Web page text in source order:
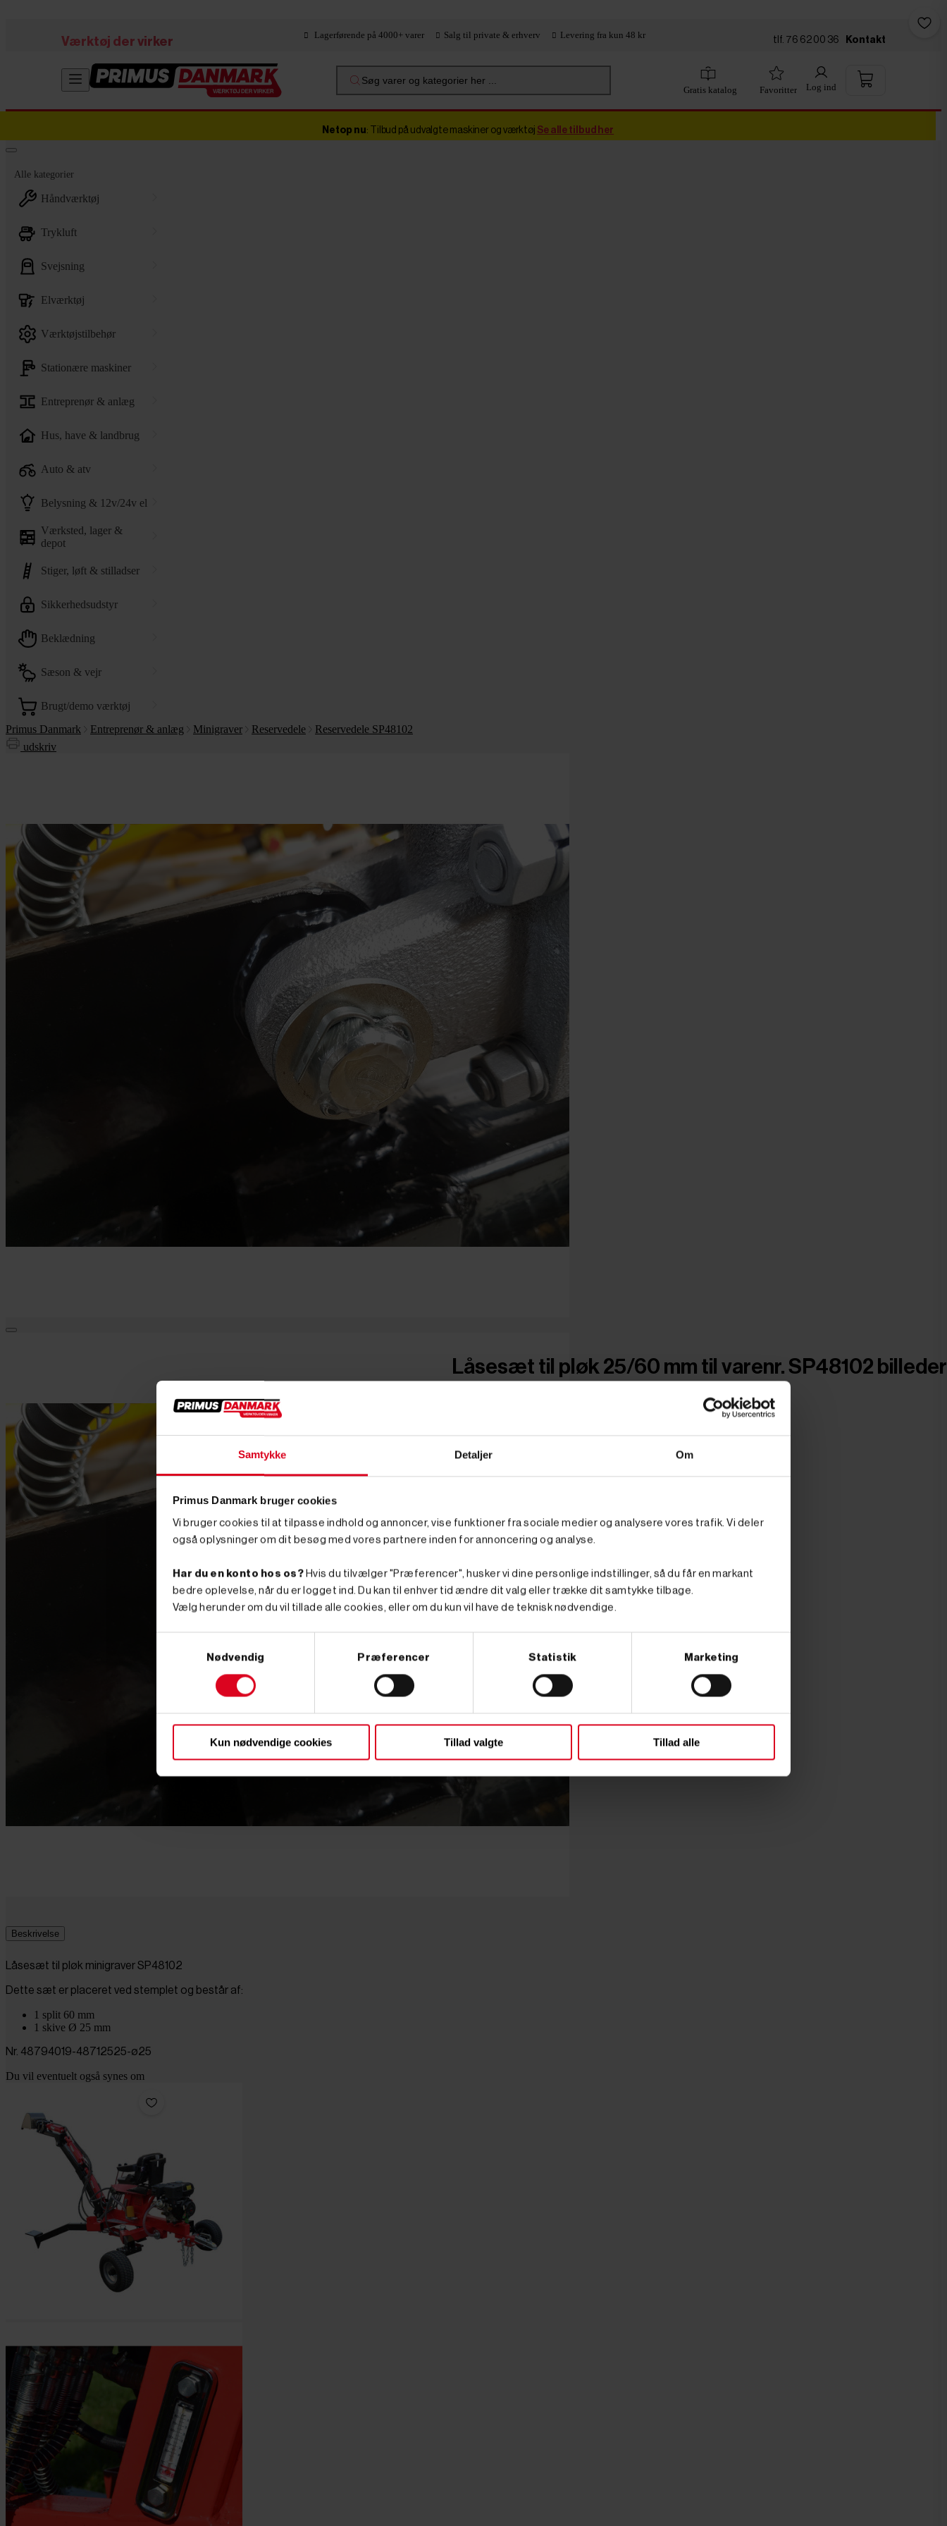
Samtykke Detaljer Om
Primus Danmark bruger cookies
Vi bruger cookies til at tilpasse indhold og annoncer, vise funktioner fra sociale medier og analysere vores trafik. Vi deler
også oplysninger om dit besøg med vores partnere inden for annoncering og analyse.
Har du en konto hos os? Hvis du tilvælger "Præferencer", husker vi dine personlige indstillinger, så du får en markant
bedre oplevelse, når du er logget ind. Du kan til enhver tid ændre dit valg eller trække dit samtykke tilbage.
Vælg herunder om du vil tillade alle cookies, eller om du kun vil have de teknisk nødvendige.
Nødvendig Præferencer Statistik Marketing
Kun nødvendige cookies Tillad valgte Tillad alle
Værktøj der virker
Lagerførende på 4000+ varer Salg til private & erhverv Levering fra kun 48 kr tlf. 76 62 00 36 Kontakt
Søg varer og kategorier her ...
Gratis katalog Favoritter Log ind
Netop nu: Tilbud på udvalgte maskiner og værktøj Se alle tilbud her
Alle kategorier
håndværktøj
trykluft
svejsning
elværktøj
værktøjstilbehør
stationære maskiner
entreprenør & anlæg
hus, have & landbrug
auto & atv
belysning & 12v/24v el
værksted, lager &
depot
stiger, løft & stilladser
sikkerhedsudstyr
beklædning
sæson & vejr
brugt/demo værktøj
Primus Danmark
Entreprenør & anlæg Minigraver Reservedele
Reservedele SP48102
udskriv
Låsesæt til pløk 25/60 mm til varenr. SP48102 billeder
Beskrivelse
Låsesæt til pløk minigraver SP48102
Dette sæt er placeret ved stemplet og består af:
1 split 60 mm
1 skive Ø 25 mm
Nr. 48794019-48712525-ø25
Du vil eventuelt også synes om